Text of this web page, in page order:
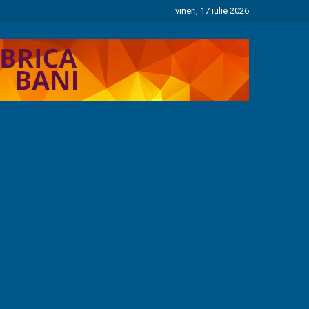
vineri, 17 iulie 2026